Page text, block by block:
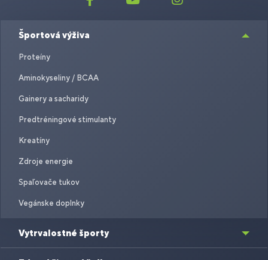
Športová výživa
Proteíny
Aminokyseliny / BCAA
Gainery a sacharidy
Predtréningové stimulanty
Kreatíny
Zdroje energie
Spaľovače tukov
Vegánske doplnky
Vytrvalostné športy